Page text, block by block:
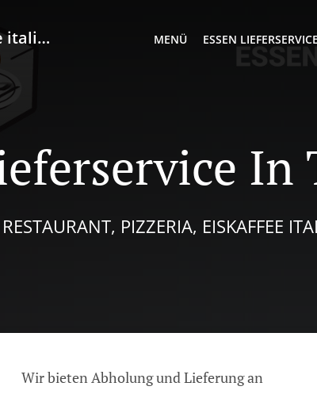
MENÜ ESSEN LIEFERSERVICE
In
PIZZERIA, EISKAFFEE
Wir bieten Abholung und Lieferung an